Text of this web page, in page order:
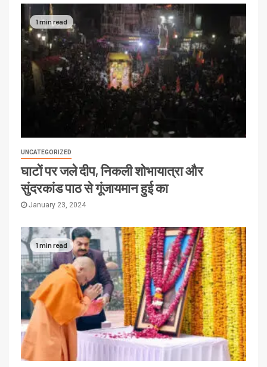
1 min read
UNCATEGORIZED
घाटों पर जले दीप, निकली शोभायात्रा और
सुंदरकांड पाठ से गूंजायमान हुई का
January 23, 2024
1 min read